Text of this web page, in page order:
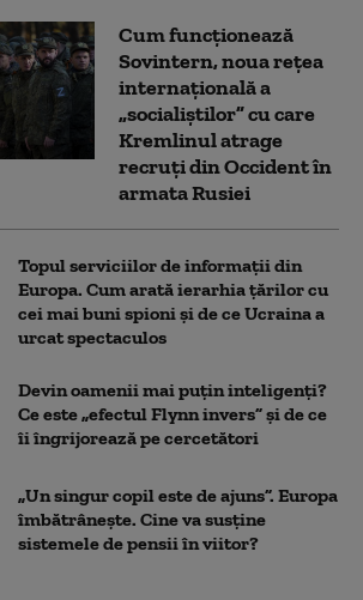
Cum funcționează
Sovintern, noua rețea
internațională a
„socialiștilor” cu care
Kremlinul atrage
recruți din Occident în
armata Rusiei
Topul serviciilor de informații din
Europa. Cum arată ierarhia țărilor cu
cei mai buni spioni și de ce Ucraina a
urcat spectaculos
Devin oamenii mai puțin inteligenți?
Ce este „efectul Flynn invers” și de ce
îi îngrijorează pe cercetători
„Un singur copil este de ajuns”. Europa
îmbătrânește. Cine va susține
sistemele de pensii în viitor?